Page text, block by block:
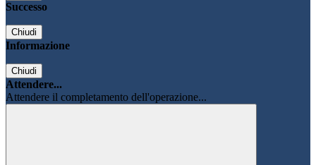
Successo
Chiudi
Informazione
Chiudi
Attendere...
Attendere il completamento dell'operazione...